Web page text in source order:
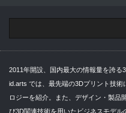
2011年開設、国内最大の情報量を誇
id.arts では、最先端の3Dプリント技
ロジーを紹介。また、デザイン・製品
び3D関連技術を用いたビジネスモデ